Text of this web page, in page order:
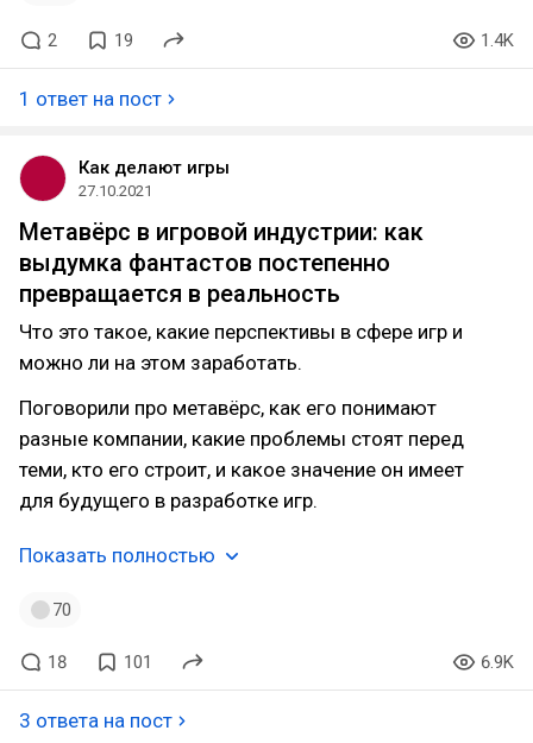
2 19 1.4K
1 ответ на пост
Как делают игры
27.10.2021
Метавёрс в игровой индустрии: как
выдумка фантастов постепенно
превращается в реальность
Что это такое, какие перспективы в сфере игр и
можно ли на этом заработать.
Поговорили про метавёрс, как его понимают
разные компании, какие проблемы стоят перед
теми, кто его строит, и какое значение он имеет
для будущего в разработке игр.
Показать полностью
70
18 101 6.9K
3 ответа на пост